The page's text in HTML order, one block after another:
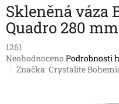
Skleněná váza
Quadro 280 mm
1261
Průměrné
hodnocení
Neohodnoceno Podrobnosti
Značka:Crystalite